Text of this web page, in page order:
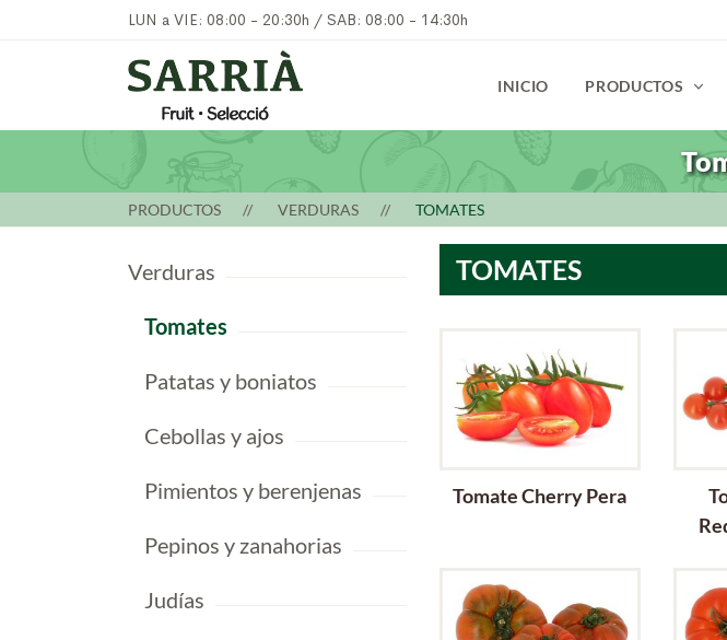
LUN a VIE: 08:00 - 20:30h / SAB: 08:00 - 14:30h
INICIO PRODUCTOS
PRODUCTOS VERDURAS TOMATES
Verduras
Tomates
Patatas y boniatos
Cebollas y ajos
Pimientos y berenjenas
Pepinos y zanahorias
Judías
TOMATES
Tomate Cherry Pera